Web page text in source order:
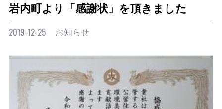
岩内町より「感謝状」を頂きました
2019-12-25 お知らせ